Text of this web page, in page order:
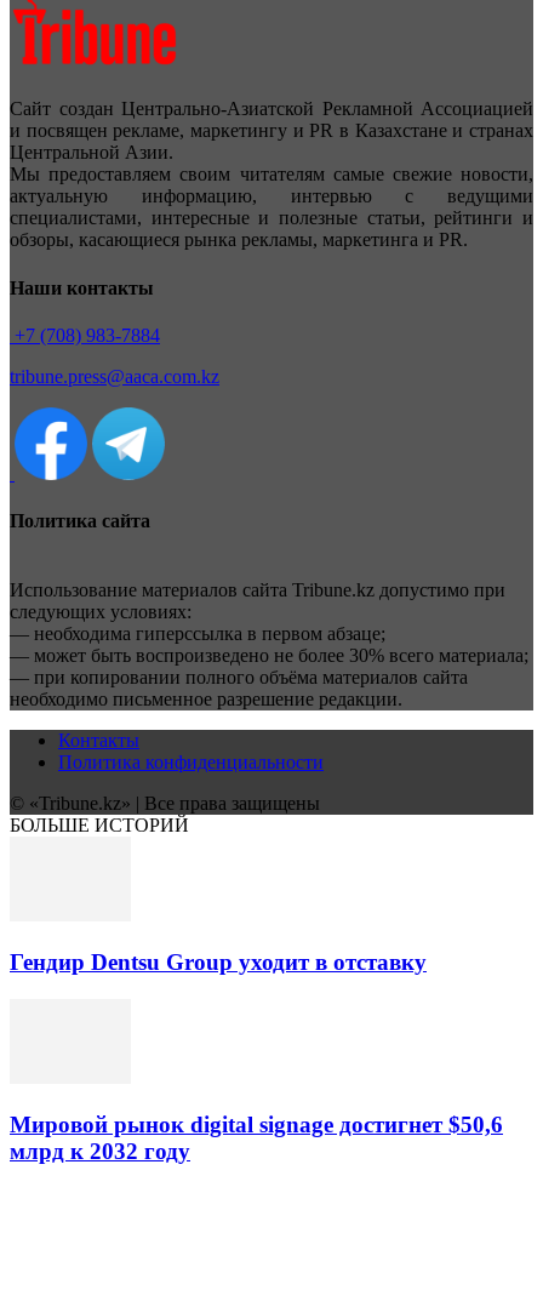
Сайт создан Центрально-Азиатской Рекламной Ассоциацией
и посвящен рекламе, маркетингу и PR в Казахстане и странах
Центральной Азии.
Мы предоставляем своим читателям самые свежие новости,
актуальную информацию, интервью с ведущими
специалистами, интересные и полезные статьи, рейтинги и
обзоры, касающиеся рынка рекламы, маркетинга и PR.
Наши контакты
+7 (708) 983-7884
tribune.press@aaca.com.kz
Политика сайта
Использование материалов сайта Tribune.kz допустимо при
следующих условиях:
— необходима гиперссылка в первом абзаце;
— может быть воспроизведено не более 30% всего материала;
— при копировании полного объёма материалов сайта
необходимо письменное разрешение редакции.
Контакты
Политика конфиденциальности
© «Tribune.kz» | Все права защищены
БОЛЬШЕ ИСТОРИЙ
Гендир Dentsu Group уходит в отставку
Мировой рынок digital signage достигнет $50,6
млрд к 2032 году